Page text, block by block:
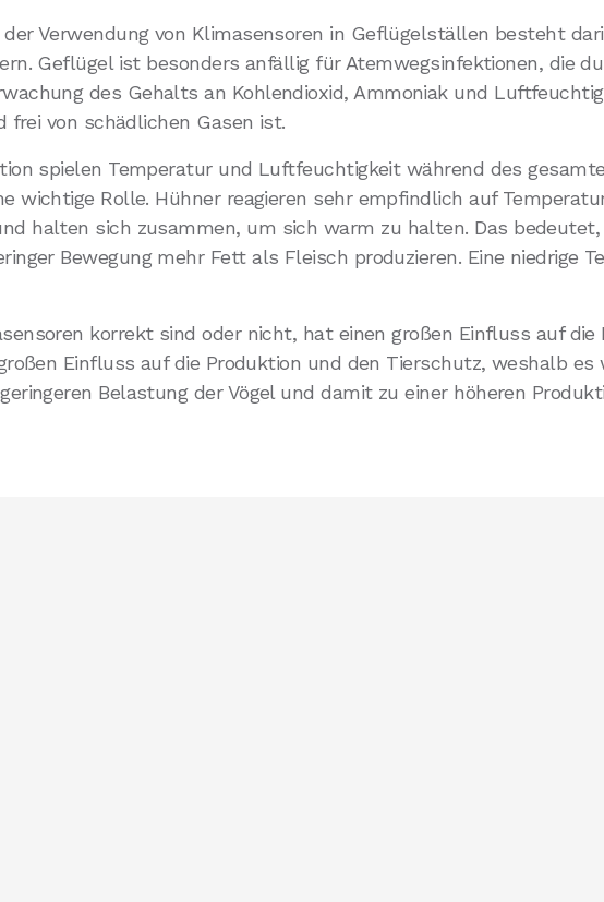
Verwendung von Klimasensoren in Geflügelställen besteht
Geflügel ist besonders anfällig für Atemwegsinfektionen, die
des Gehalts an Kohlendioxid, Ammoniak und
von schädlichen Gasen ist.
spielen Temperatur und Luftfeuchtigkeit während des
wichtige Rolle. Hühner reagieren sehr empfindlich auf
halten sich zusammen, um sich warm zu halten. Das
Bewegung mehr Fett als Fleisch produzieren. Eine niedrige
korrekt sind oder nicht, hat einen großen Einfluss auf
Einfluss auf die Produktion und den Tierschutz, weshalb es
Belastung der Vögel und damit zu einer höheren